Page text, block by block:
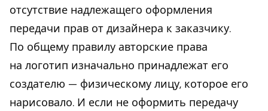
отсутствие надлежащего оформления
передачи прав от дизайнера к заказчику.
По общему правилу авторские права
на логотип изначально принадлежат его
создателю — физическому лицу, которое его
нарисовало. И если не оформить передачу